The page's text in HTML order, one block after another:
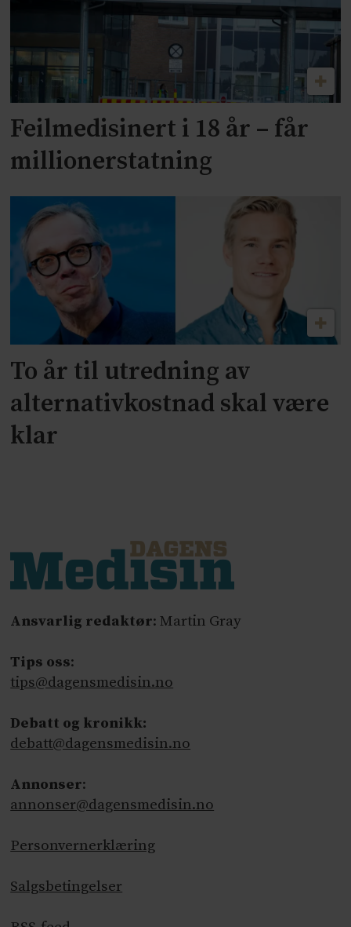
Feilmedisinert i 18 år – får
millionerstatning
To år til utredning av
alternativkostnad skal være
klar
Ansvarlig redaktør: Martin Gray
Tips oss:
tips@dagensmedisin.no
Debatt og kronikk:
debatt@dagensmedisin.no
Annonser:
annonser@dagensmedisin.no
Personvernerklæring
Salgsbetingelser